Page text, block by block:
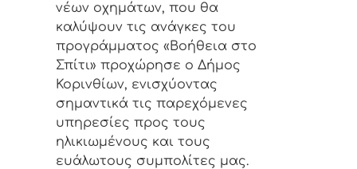
νέων οχημάτων, που θα
καλύψουν τις ανάγκες του
προγράμματος «Βοήθεια στο
Σπίτι» προχώρησε ο Δήμος
Κορινθίων, ενισχύοντας
σημαντικά τις παρεχόμενες
υπηρεσίες προς τους
ηλικιωμένους και τους
ευάλωτους συμπολίτες μας.